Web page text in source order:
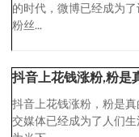
的时代，微博已经成为
粉丝...
抖音上花钱涨粉,粉是
抖音上花钱涨粉，粉是
交媒体已经成为了人们